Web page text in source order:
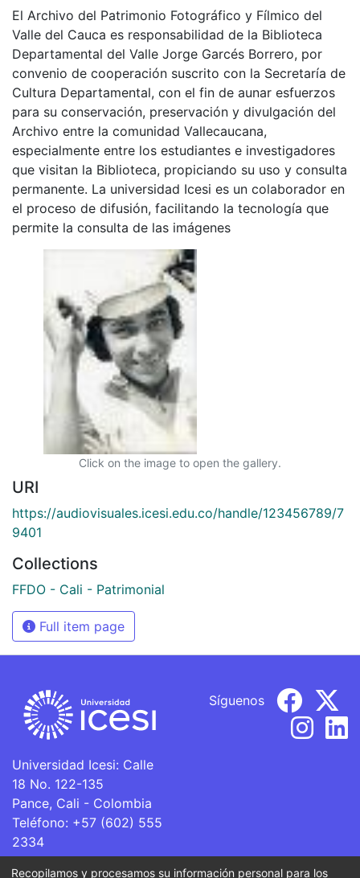
El Archivo del Patrimonio Fotográfico y Fílmico del
Valle del Cauca es responsabilidad de la Biblioteca
Departamental del Valle Jorge Garcés Borrero, por
convenio de cooperación suscrito con la Secretaría de
Cultura Departamental, con el fin de aunar esfuerzos
para su conservación, preservación y divulgación del
Archivo entre la comunidad Vallecaucana,
especialmente entre los estudiantes e investigadores
que visitan la Biblioteca, propiciando su uso y consulta
permanente. La universidad Icesi es un colaborador en
el proceso de difusión, facilitando la tecnología que
permite la consulta de las imágenes
Click on the image to open the gallery.
URI
https://audiovisuales.icesi.edu.co/handle/123456789/7
9401
Collections
FFDO - Cali - Patrimonial
Full item page
Universidad Icesi: Calle
18 No. 122-135
Pance, Cali - Colombia
Teléfono: +57 (602) 555
2334
ventanillaunica@icesi.edu.co
Síguenos
Recopilamos y procesamos su información personal para los